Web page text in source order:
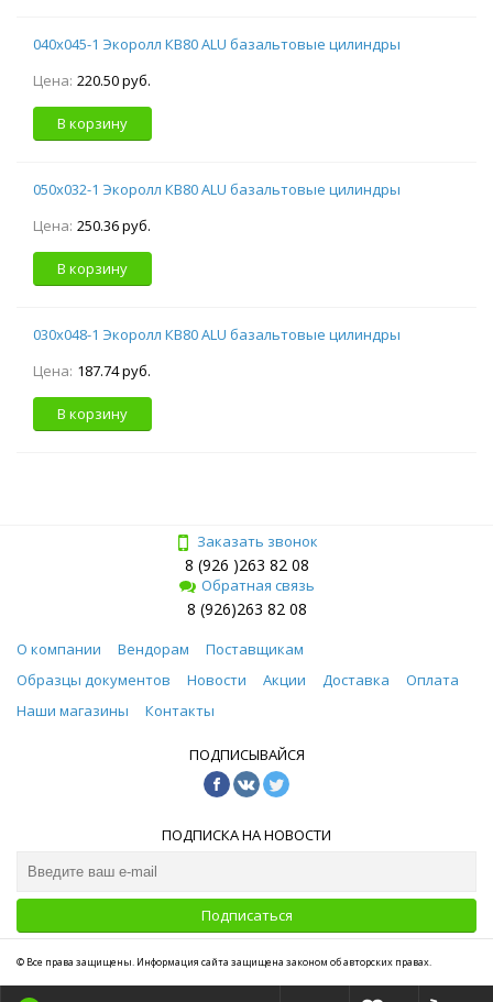
040х045-1 Экоролл КВ80 ALU базальтовые цилиндры
Цена: 220.50 руб.
В корзину
050х032-1 Экоролл КВ80 ALU базальтовые цилиндры
Цена: 250.36 руб.
В корзину
030х048-1 Экоролл КВ80 ALU базальтовые цилиндры
Цена: 187.74 руб.
В корзину
Заказать звонок
8 (926 )263 82 08
Обратная связь
8 (926)263 82 08
О компании Вендорам
Поставщикам
Образцы документов
Новости Акции Доставка
Оплата
Наши магазины
Контакты
ПОДПИСЫВАЙСЯ
ПОДПИСКА НА НОВОСТИ
Подписаться
© Все права защищены. Информация сайта защищена законом об авторских правах.